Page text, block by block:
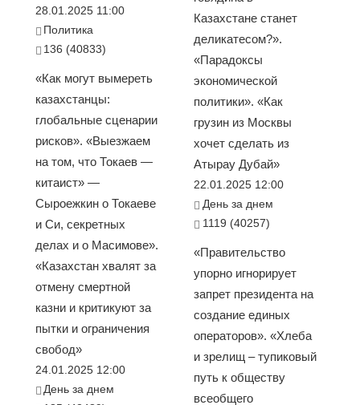
28.01.2025 11:00
Политика
136 (40833)
«Как могут вымереть
казахстанцы:
глобальные сценарии
рисков». «Выезжаем
на том, что Токаев —
китаист» —
Сыроежкин о Токаеве
и Си, секретных
делах и о Масимове».
«Казахстан хвалят за
отмену смертной
казни и критикуют за
пытки и ограничения
свобод»
24.01.2025 12:00
День за днем
Казахстане станет
деликатесом?».
«Парадоксы
экономической
политики». «Как
грузин из Москвы
хочет сделать из
Атырау Дубай»
22.01.2025 12:00
День за днем
1119 (40257)
«Правительство
упорно игнорирует
запрет президента на
создание единых
операторов». «Хлеба
и зрелищ – тупиковый
путь к обществу
всеобщего